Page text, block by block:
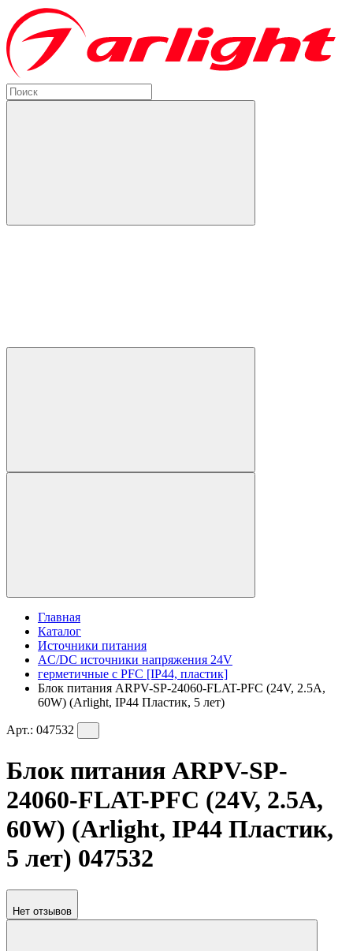
Главная
Каталог
Источники питания
AC/DC источники напряжения 24V
герметичные с PFC [IP44, пластик]
Блок питания ARPV-SP-24060-FLAT-PFC (24V, 2.5A,
60W) (Arlight, IP44 Пластик, 5 лет)
Арт.: 047532
Блок питания ARPV-SP-
24060-FLAT-PFC (24V, 2.5A,
60W) (Arlight, IP44 Пластик,
5 лет) 047532
Нет отзывов